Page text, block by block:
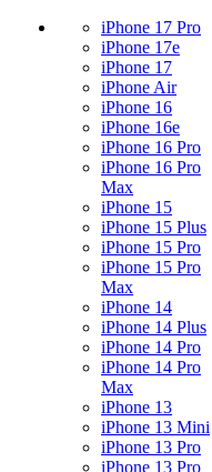
iPhone 17 Pro
iPhone 17e
iPhone 17
iPhone Air
iPhone 16
iPhone 16e
iPhone 16 Pro
iPhone 16 Pro
Max
iPhone 15
iPhone 15 Plus
iPhone 15 Pro
iPhone 15 Pro
Max
iPhone 14
iPhone 14 Plus
iPhone 14 Pro
iPhone 14 Pro
Max
iPhone 13
iPhone 13 Mini
iPhone 13 Pro
iPhone 13 Pro